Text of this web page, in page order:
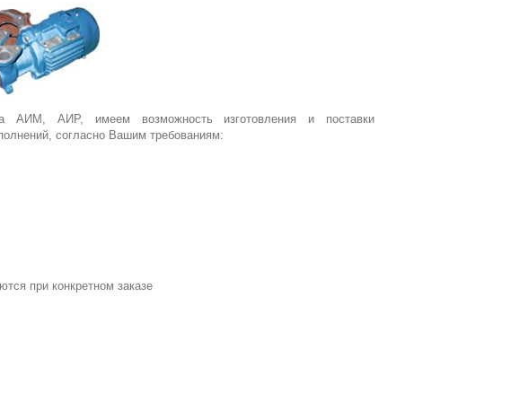
АИМ, АИР, имеем возможность изготовления и поставки
согласно Вашим требованиям:
при конкретном заказе